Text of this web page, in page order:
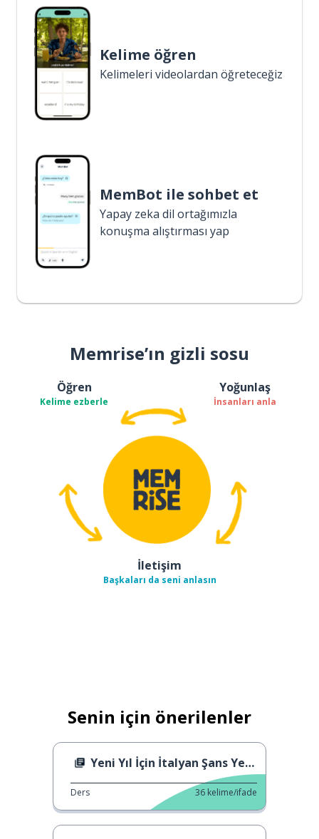
Kelime öğren
Kelimeleri videolardan öğreteceğiz
MemBot ile sohbet et
Yapay zeka dil ortağımızla
konuşma alıştırması yap
Memrise’ın gizli sosu
Öğren
Kelime ezberle
Yoğunlaş
İnsanları anla
İletişim
Başkaları da seni anlasın
Senin için önerilenler
Yeni Yıl İçin İtalyan Şans Yemeği
Ders 36 kelime/ifade